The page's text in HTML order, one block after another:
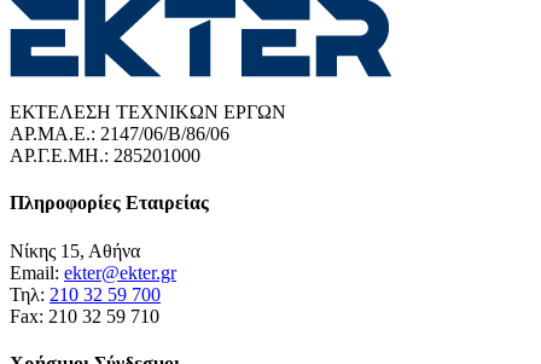
ΕΚΤΕΛΕΣΗ ΤΕΧΝΙΚΩΝ ΕΡΓΩΝ
ΑΡ.ΜΑ.Ε.: 2147/06/B/86/06
ΑΡ.Γ.Ε.ΜΗ.: 285201000
Πληροφορίες Εταιρείας
Νίκης 15, Αθήνα
Email: ekter@ekter.gr
Τηλ: 210 32 59 700
Fax: 210 32 59 710